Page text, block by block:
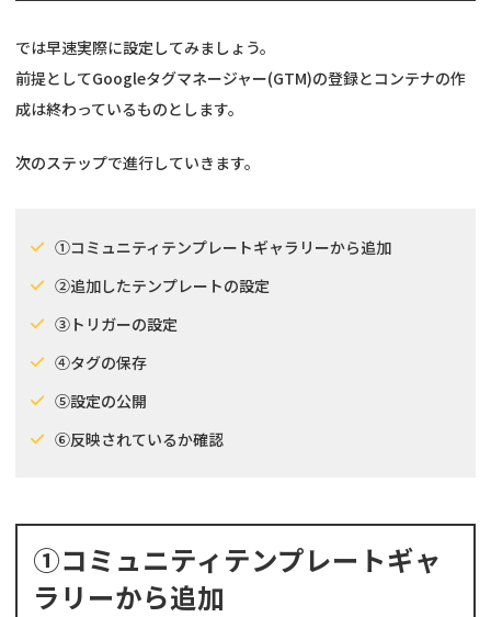
では早速実際に設定してみましょう。
前提としてGoogleタグマネージャー(GTM)の登録とコンテナの作
成は終わっているものとします。
次のステップで進行していきます。
①コミュニティテンプレートギャラリーから追加
②追加したテンプレートの設定
③トリガーの設定
④タグの保存
⑤設定の公開
⑥反映されているか確認
①コミュニティテンプレートギャ
ラリーから追加